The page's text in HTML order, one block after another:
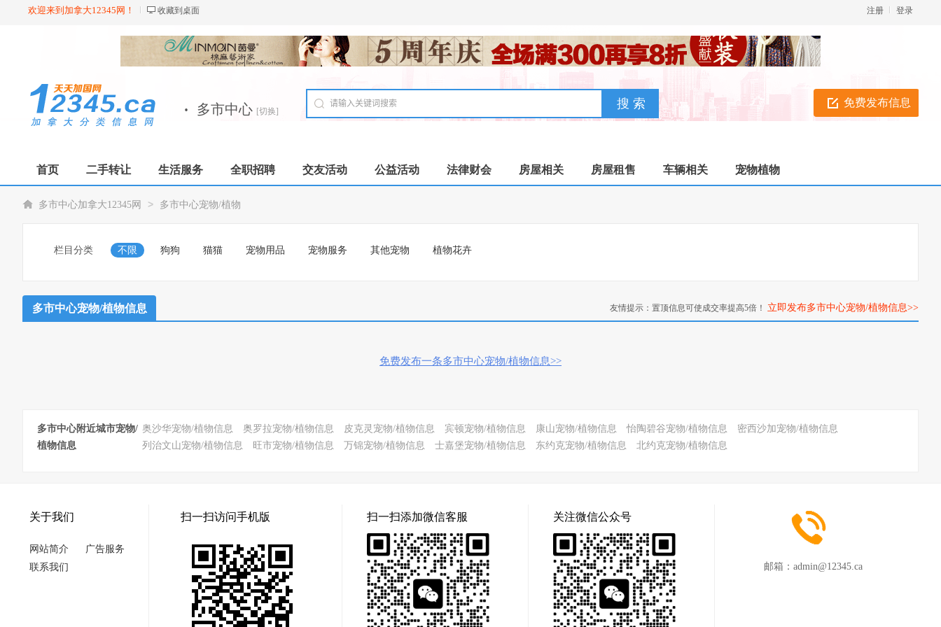
欢迎来到加拿大12345网！ 收藏到桌面 登录
注册
免费发布信息
· 多市中心 [切换]
首页 二手转让 生活服务 全职招聘 交友活动 公益活动 法律财会 房屋相关 房屋租售 车辆相关 宠物植物
多市中心加拿大12345网 > 多市中心宠物/植物
栏目分类 不限 狗狗 猫猫 宠物用品 宠物服务 其他宠物 植物花卉
多市中心宠物/植物信息 友情提示：置顶信息可使成交率提高5倍！ 立即发布多市中心宠物/植物信息>>
免费发布一条多市中心宠物/植物信息>>
多市中心附近城市宠物/
植物信息
奥沙华宠物/植物信息 奥罗拉宠物/植物信息 皮克灵宠物/植物信息 宾顿宠物/植物信息 康山宠物/植物信息 怡陶碧谷宠物/植物信息
密西沙加宠物/植物信息
列治文山宠物/植物信息
旺市宠物/植物信息 万锦宠物/植物信息 士嘉堡宠物/植物信息 东约克宠物/植物信息 北约克宠物/植物信息
关于我们
网站简介
广告服务
联系我们
扫一扫访问手机版 扫一扫添加微信客服 关注微信公众号
邮箱： admin@12345.ca